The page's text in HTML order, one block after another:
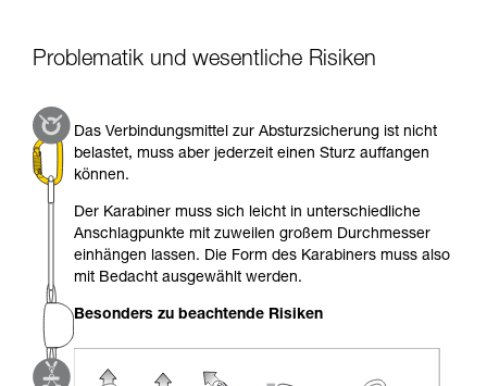
aufmerksam durch, bevor Sie diesen zu Rate
Informationen richtig verstanden haben.
Die Beherrschung dieser Techniken setzt eine
entsprechende Ausbildung und ein spezielles
Training voraus. Prüfen Sie zusammen mit
einem Profi, ob Sie in der Lage sind, den
Vorgang alleine sicher zu wiederholen, bevor
Sie ihn eigenständig durchführen.
Wir geben Beispiele für die mit Ihrer Aktivität
verbundenen Techniken. Möglicherweise gibt es
Problematik und wesentliche Risiken
Das Verbindungsmittel zur Absturzsicherung ist nicht
belastet, muss aber jederzeit einen Sturz auffangen
können.
Der Karabiner muss sich leicht in unterschiedliche
Anschlagpunkte mit zuweilen großem Durchmesser
einhängen lassen. Die Form des Karabiners muss also
mit Bedacht ausgewählt werden.
Besonders zu beachtende Risiken